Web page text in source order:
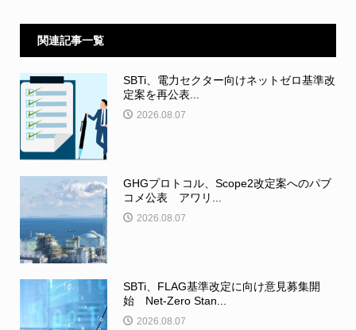
関連記事一覧
SBTi、電力セクター向けネットゼロ基準改
定案を再公表...
2026.08.07
GHGプロトコル、Scope2改定案へのパブ
コメ公表 アワリ...
2026.08.07
SBTi、FLAG基準改定に向け意見募集開
始 Net-Zero Stan...
2026.08.07